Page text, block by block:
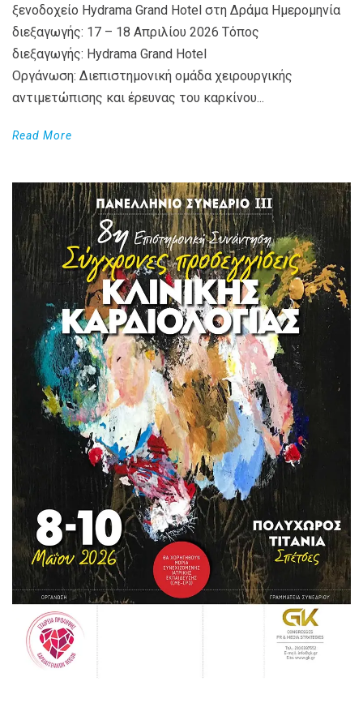
ξενοδοχείο Hydrama Grand Hotel στη Δράμα Ημερομηνία
διεξαγωγής: 17 – 18 Απριλίου 2026 Τόπος
διεξαγωγής: Hydrama Grand Hotel
Οργάνωση: Διεπιστημονική ομάδα χειρουργικής
αντιμετώπισης και έρευνας του καρκίνου...
Read More